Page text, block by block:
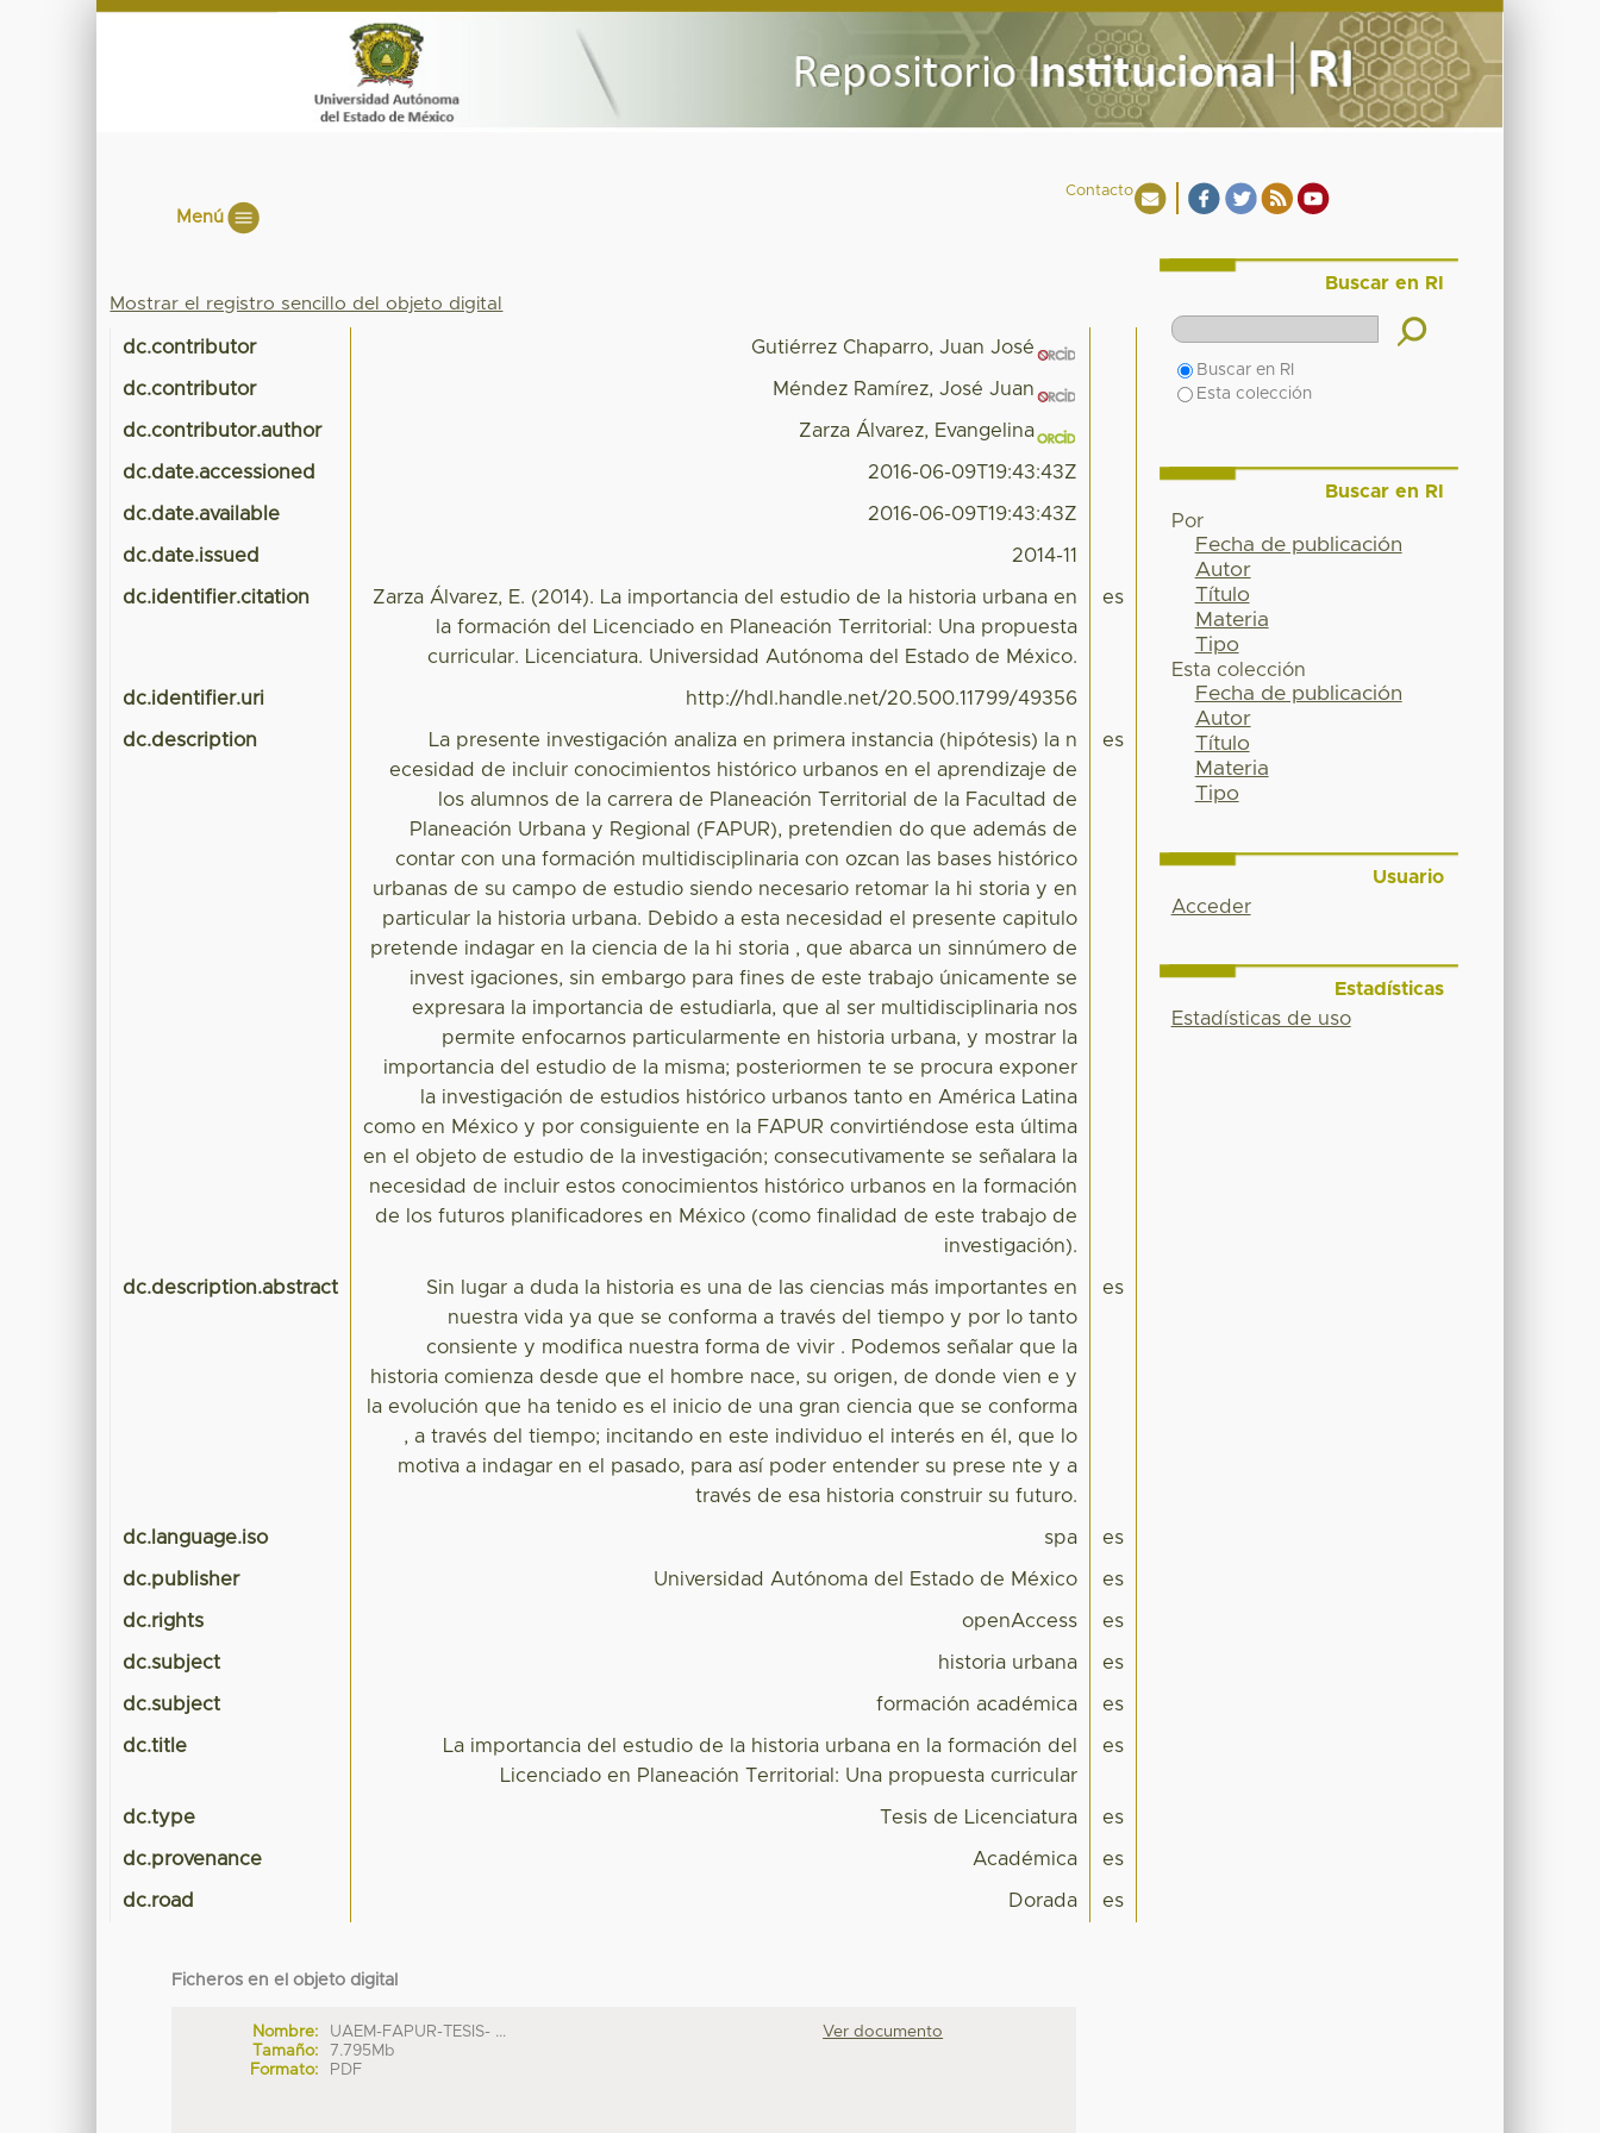
Contacto
Menú
Mostrar el registro sencillo del objeto digital
dc.contributor Gutiérrez Chaparro, Juan José
dc.contributor Méndez Ramírez, José Juan
dc.contributor.author Zarza Álvarez, Evangelina
dc.date.accessioned 2016-06-09T19:43:43Z
dc.date.available 2016-06-09T19:43:43Z
dc.date.issued 2014-11
dc.identifier.citation
Zarza Álvarez, E. (2014). La importancia del estudio de la historia urbana en
la formación del Licenciado en Planeación Territorial: Una propuesta
curricular. Licenciatura. Universidad Autónoma del Estado de México.
es
dc.identifier.uri http://hdl.handle.net/20.500.11799/49356
dc.description
La presente investigación analiza en primera instancia (hipótesis) la n
ecesidad de incluir conocimientos histórico urbanos en el aprendizaje de
los alumnos de la carrera de Planeación Territorial de la Facultad de
Planeación Urbana y Regional (FAPUR), pretendien do que además de
contar con una formación multidisciplinaria con ozcan las bases histórico
urbanas de su campo de estudio siendo necesario retomar la hi storia y en
particular la historia urbana. Debido a esta necesidad el presente capitulo
pretende indagar en la ciencia de la hi storia , que abarca un sinnúmero de
invest igaciones, sin embargo para fines de este trabajo únicamente se
expresara la importancia de estudiarla, que al ser multidisciplinaria nos
permite enfocarnos particularmente en historia urbana, y mostrar la
importancia del estudio de la misma; posteriormen te se procura exponer
la investigación de estudios histórico urbanos tanto en América Latina
como en México y por consiguiente en la FAPUR convirtiéndose esta última
en el objeto de estudio de la investigación; consecutivamente se señalara la
necesidad de incluir estos conocimientos histórico urbanos en la formación
de los futuros planificadores en México (como finalidad de este trabajo de
investigación).
es
dc.description.abstract
Sin lugar a duda la historia es una de las ciencias más importantes en
nuestra vida ya que se conforma a través del tiempo y por lo tanto
consiente y modifica nuestra forma de vivir . Podemos señalar que la
historia comienza desde que el hombre nace, su origen, de donde vien e y
la evolución que ha tenido es el inicio de una gran ciencia que se conforma
, a través del tiempo; incitando en este individuo el interés en él, que lo
motiva a indagar en el pasado, para así poder entender su prese nte y a
través de esa historia construir su futuro.
es
dc.language.iso spa es
dc.publisher Universidad Autónoma del Estado de México es
dc.rights openAccess es
dc.subject historia urbana es
dc.subject formación académica es
dc.title
La importancia del estudio de la historia urbana en la formación del
Licenciado en Planeación Territorial: Una propuesta curricular
es
dc.type Tesis de Licenciatura es
dc.provenance Académica es
dc.road Dorada es
Ficheros en el objeto digital
Nombre:
UAEM-FAPUR-TESIS- ...
Tamaño:
7.795Mb
Formato:
PDF
Ver documento
Buscar en RI
Buscar en RI
Esta colección
Buscar en RI
Por
Fecha de publicación
Autor
Título
Materia
Tipo
Esta colección
Fecha de publicación
Autor
Título
Materia
Tipo
Usuario
Acceder
Estadísticas
Estadísticas de uso